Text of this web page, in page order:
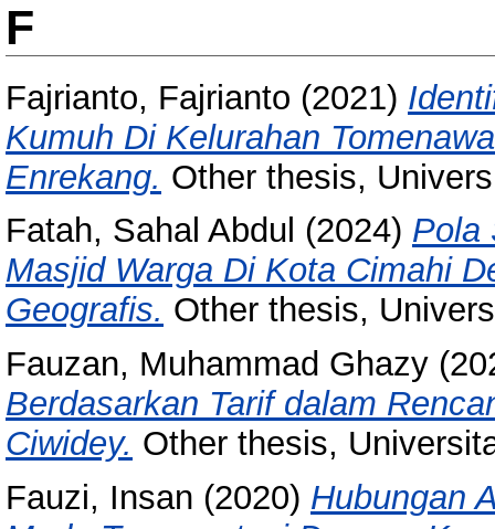
F
Fajrianto, Fajrianto (2021)
Kumuh Di Kelurahan
Enrekang. Other thesis,
Fatah, Sahal Abdul (2024) Pola
Masjid Warga Di Kota Cimahi
Geografis. Other thesis,
Fauzan, Muhammad Ghazy
Berdasarkan Tarif dalam
Ciwidey. Other thesis,
Fauzi, Insan (2020) Hubungan